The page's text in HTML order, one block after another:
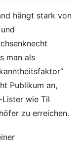
hängt stark von
man als
Publikum an,
wie Til
zu erreichen.